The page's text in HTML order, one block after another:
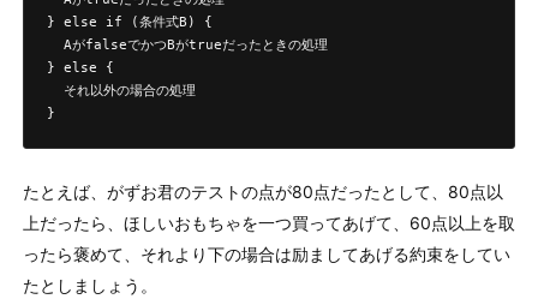
} else if (条件式B) {
  AがfalseでかつBがtrueだったときの処理
} else {
  それ以外の場合の処理
}
たとえば、がずお君のテストの点が80点だったとして、80点以
上だったら、ほしいおもちゃを一つ買ってあげて、60点以上を取
ったら褒めて、それより下の場合は励ましてあげる約束をしてい
たとしましょう。